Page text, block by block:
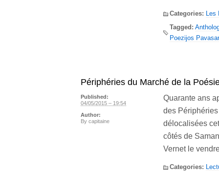
Categories:
Tagged:
Poezijos
Périphéries du Marché de la
Quarante ans
des
délocalisées
côtés de
Vernet le
Categories:
Published:
04/05/2015 – 19:54
Author:
By capitaine